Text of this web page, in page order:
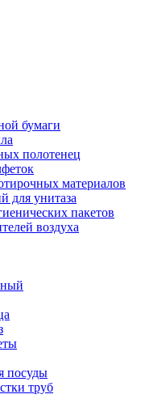
бумаги
полотенец
материалов
для унитаза
пакетов
воздуха
посуды
труб